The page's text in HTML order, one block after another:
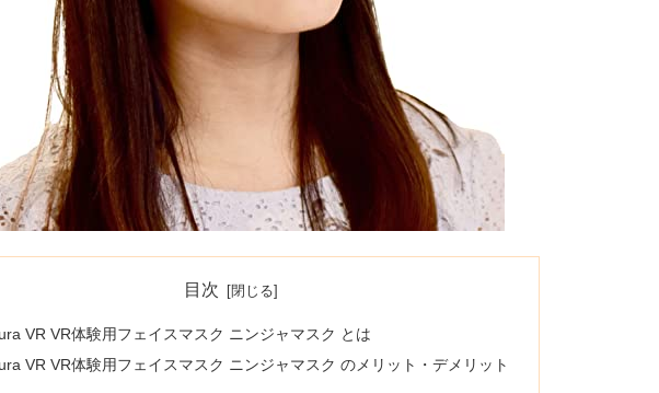
目次
VR VR体験用フェイスマスク ニンジャマスク とは
VR VR体験用フェイスマスク ニンジャマスク のメリット・デメリット